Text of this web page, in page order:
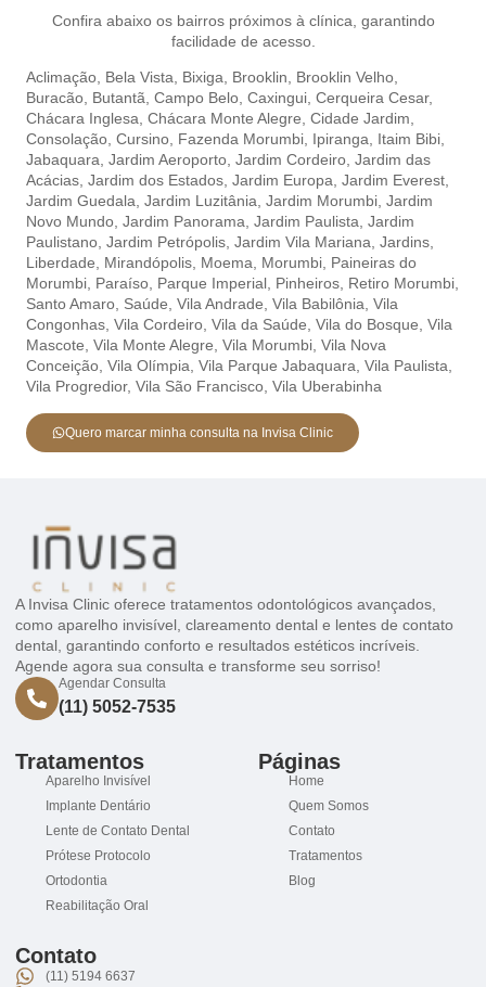
Confira abaixo os bairros próximos à clínica, garantindo
facilidade de acesso.
Aclimação, Bela Vista, Bixiga, Brooklin, Brooklin Velho,
Buracão, Butantã, Campo Belo, Caxingui, Cerqueira Cesar,
Chácara Inglesa, Chácara Monte Alegre, Cidade Jardim,
Consolação, Cursino, Fazenda Morumbi, Ipiranga, Itaim Bibi,
Jabaquara, Jardim Aeroporto, Jardim Cordeiro, Jardim das
Acácias, Jardim dos Estados, Jardim Europa, Jardim Everest,
Jardim Guedala, Jardim Luzitânia, Jardim Morumbi, Jardim
Novo Mundo, Jardim Panorama, Jardim Paulista, Jardim
Paulistano, Jardim Petrópolis, Jardim Vila Mariana, Jardins,
Liberdade, Mirandópolis, Moema, Morumbi, Paineiras do
Morumbi, Paraíso, Parque Imperial, Pinheiros, Retiro Morumbi,
Santo Amaro, Saúde, Vila Andrade, Vila Babilônia, Vila
Congonhas, Vila Cordeiro, Vila da Saúde, Vila do Bosque, Vila
Mascote, Vila Monte Alegre, Vila Morumbi, Vila Nova
Conceição, Vila Olímpia, Vila Parque Jabaquara, Vila Paulista,
Vila Progredior, Vila São Francisco, Vila Uberabinha
Quero marcar minha consulta na Invisa Clinic
A Invisa Clinic oferece tratamentos odontológicos avançados,
como aparelho invisível, clareamento dental e lentes de contato
dental, garantindo conforto e resultados estéticos incríveis.
Agende agora sua consulta e transforme seu sorriso!
Agendar Consulta
(11) 5052-7535
Tratamentos
Aparelho Invisível
Implante Dentário
Lente de Contato Dental
Prótese Protocolo
Ortodontia
Reabilitação Oral
Páginas
Home
Quem Somos
Contato
Tratamentos
Blog
Contato
(11) 5194 6637